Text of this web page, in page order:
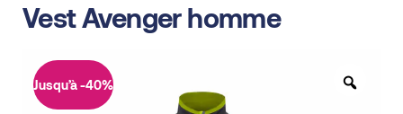
Vest Avenger homme
Jusqu’à -40%